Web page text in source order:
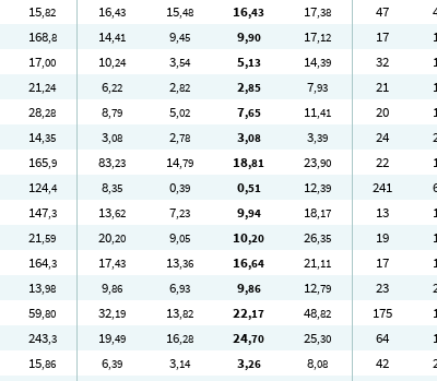
15,82 16,43 15,48 16,43 17,38 47
168,8 14,41 9,45 9,90 17,12 17
17,00 10,24 3,54 5,13 14,39 32
21,24 6,22 2,82 2,85 7,93 21
28,28 8,79 5,02 7,65 11,41 20
14,35 3,08 2,78 3,08 3,39 24
165,9 83,23 14,79 18,81 23,90 22
124,4 8,35 0,39 0,51 12,39 241
147,3 13,62 7,23 9,94 18,17 13
21,59 20,20 9,05 10,20 26,35 19
164,3 17,43 13,36 16,64 21,11 17
13,98 9,86 6,93 9,86 12,79 23
59,80 32,19 13,82 22,17 48,82 175
243,3 19,49 16,28 24,70 25,30 64
15,86 6,39 3,14 3,26 8,08 42